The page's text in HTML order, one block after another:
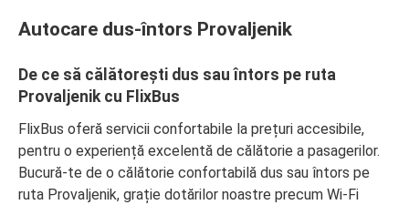
Autocare dus-întors Provaljenik
De ce să călătorești dus sau întors pe ruta
Provaljenik cu FlixBus
FlixBus oferă servicii confortabile la prețuri accesibile,
pentru o experiență excelentă de călătorie a pasagerilor.
Bucură-te de o călătorie confortabilă dus sau întors pe
ruta Provaljenik, grație dotărilor noastre precum Wi-Fi